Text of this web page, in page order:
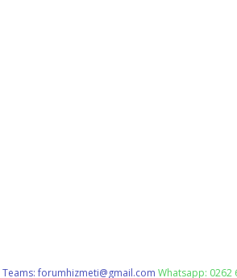
Teams:forumhizmeti@gmail.com Whatsapp: 0262